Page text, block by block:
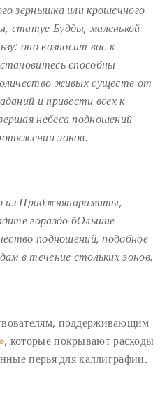
зернышка или крошечного
статуе Будды, маленькой
оно возносит вас к
способны
живых существ от
и привести всех к
небеса подношений
эонов.
из Праджняпарамиты,
гораздо бОльшие
подношений, подобное
в течение стольких эонов.
поддерживающим
, которые покрывают расходы
перья для каллиграфии.